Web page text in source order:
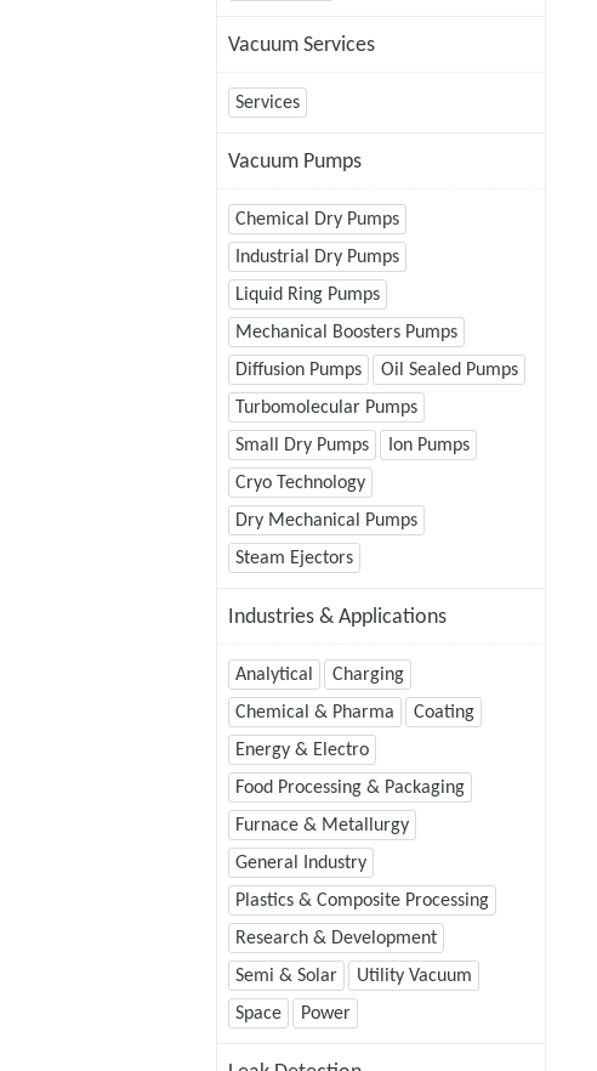
Vacuum Services
Services
Vacuum Pumps
Chemical Dry Pumps
Industrial Dry Pumps
Liquid Ring Pumps
Mechanical Boosters Pumps
Diffusion Pumps
Oil Sealed Pumps
Turbomolecular Pumps
Small Dry Pumps
Ion Pumps
Cryo Technology
Dry Mechanical Pumps
Steam Ejectors
Industries & Applications
Analytical
Charging
Chemical & Pharma
Coating
Energy & Electro
Food Processing & Packaging
Furnace & Metallurgy
General Industry
Plastics & Composite Processing
Research & Development
Semi & Solar
Utility Vacuum
Space
Power